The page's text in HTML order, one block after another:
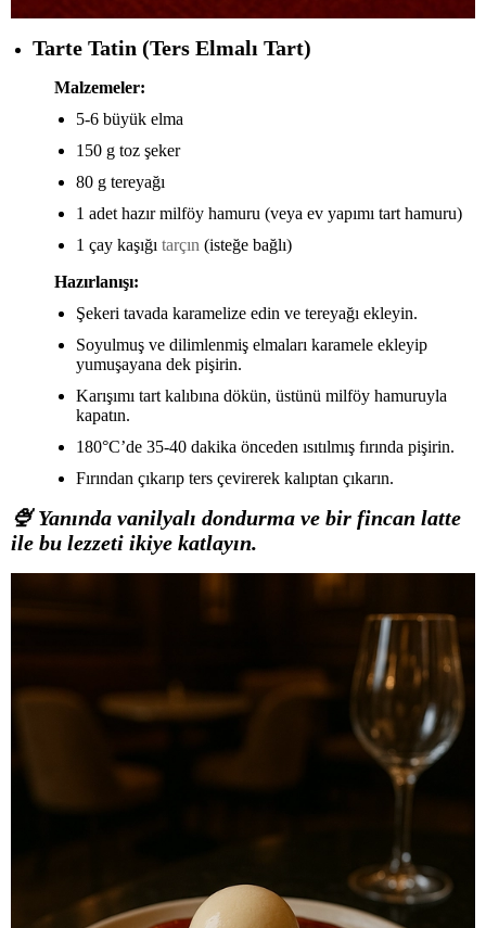
Tarte Tatin (Ters Elmalı Tart)
Malzemeler:
5-6 büyük elma
150 g toz şeker
80 g tereyağı
1 adet hazır milföy hamuru (veya ev yapımı tart hamuru)
1 çay kaşığı tarçın (isteğe bağlı)
Hazırlanışı:
Şekeri tavada karamelize edin ve tereyağı ekleyin.
Soyulmuş ve dilimlenmiş elmaları karamele ekleyip
yumuşayana dek pişirin.
Karışımı tart kalıbına dökün, üstünü milföy hamuruyla
kapatın.
180°C’de 35-40 dakika önceden ısıtılmış fırında pişirin.
Fırından çıkarıp ters çevirerek kalıptan çıkarın.
🍨Yanında vanilyalı dondurma ve bir fincan latte
ile bu lezzeti ikiye katlayın.